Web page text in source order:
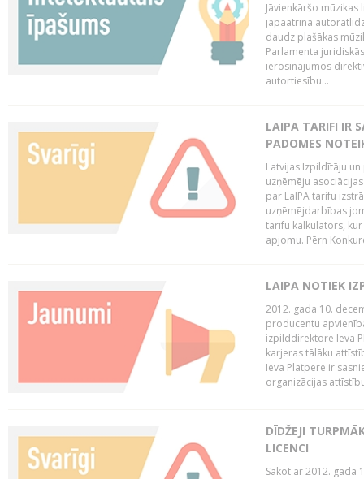
Jāvienkāršo
jāpaātrina
daudz plašākas
Parlamenta
ierosinājumos
autortiesību...
LAIPA TARIFI IR
PADOMES
Latvijas Izpildītāju
uzņēmēju
par LaIPA tarifu
uzņēmējdarbības
tarifu kalkulators,
apjomu. Pērn
LAIPA NOTIEK
2012. gada 10.
producentu
izpilddirektore Ieva
karjeras tālāku
Ieva Platpere ir
organizācijas
DĪDŽEJI
LICENCI
Sākot ar 2012. gada